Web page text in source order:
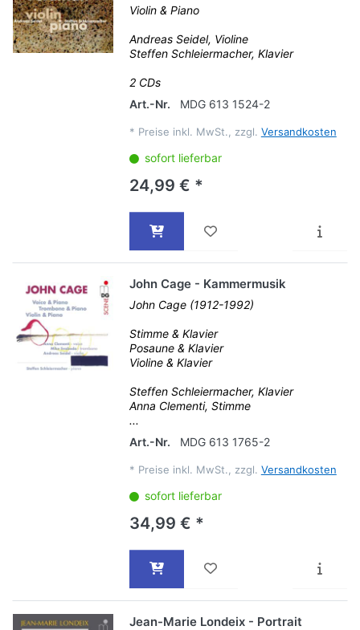
Violin & Piano
Andreas Seidel, Violine
Steffen Schleiermacher, Klavier
2 CDs
Art.-Nr.
MDG 613 1524-2
* Preise inkl. MwSt., zzgl. Versandkosten
sofort lieferbar
24,99 € *
John Cage - Kammermusik
John Cage (1912-1992)
Stimme & Klavier
Posaune & Klavier
Violine & Klavier
Steffen Schleiermacher, Klavier
Anna Clementi, Stimme
...
Art.-Nr.
MDG 613 1765-2
* Preise inkl. MwSt., zzgl. Versandkosten
sofort lieferbar
34,99 € *
Jean-Marie Londeix - Portrait